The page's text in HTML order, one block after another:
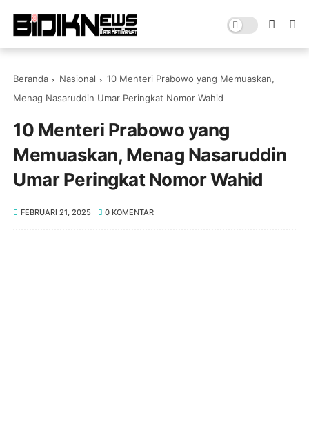
Beranda Nasional
10 Menteri Prabowo yang Memuaskan,
Menag Nasaruddin Umar Peringkat Nomor Wahid
10 Menteri Prabowo yang
Memuaskan, Menag Nasaruddin
Umar Peringkat Nomor Wahid
FEBRUARI 21, 2025 0 KOMENTAR